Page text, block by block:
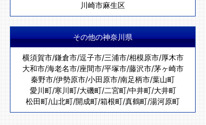
川崎市麻生区
その他の神奈川県
横須賀市/鎌倉市/逗子市/三浦市/相模原市/厚木市
大和市/海老名市/座間市/平塚市/藤沢市/茅ヶ崎市
秦野市/伊勢原市/小田原市/南足柄市/葉山町
愛川町/寒川町/大磯町/二宮町/中井町/大井町
松田町/山北町/開成町/箱根町/真鶴町/湯河原町